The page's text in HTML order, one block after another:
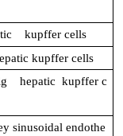
kupffer cells
kupffer cells
hepatic kupffer c
sinusoidal endothe